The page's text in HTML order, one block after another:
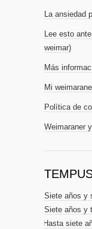
La ansiedad
Lee esto
weimar)
Más
Mi
Política de
Weimaraner
Siete años y
Siete años y
Hasta siete